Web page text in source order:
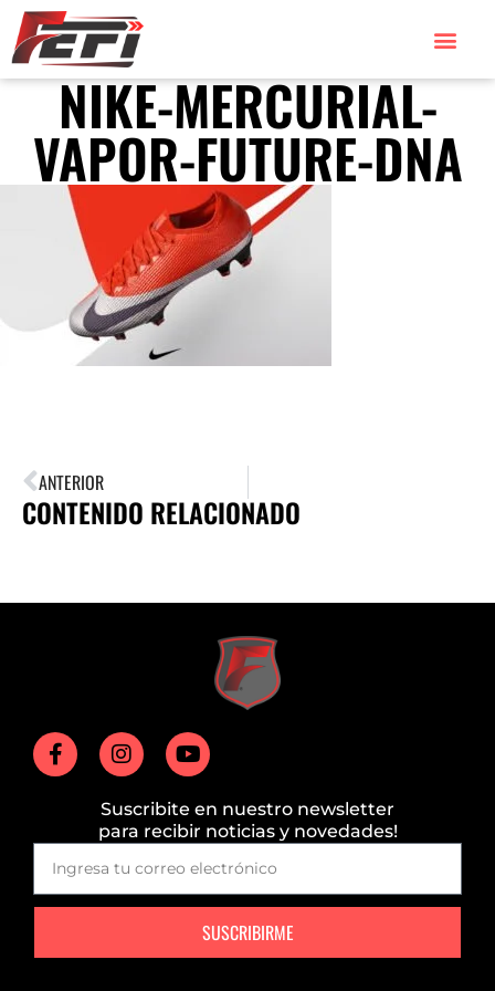
NIKE-MERCURIAL-
VAPOR-FUTURE-DNA
ANTERIOR
CONTENIDO RELACIONADO
Suscribite en nuestro newsletter
para recibir noticias y novedades!
SUSCRIBIRME